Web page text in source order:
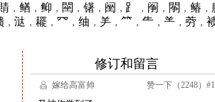
， 䲡 ， 䲟 ， 䦟 ， 䦃， 䦷 ， ⻊ ， 䦶 ， 䦛 ， 䲠 ，
， 㳠 ， 䎱 ， ⺳ ， 䌷 ， ⺶， ⺮ ， ⺧， ⺷， 䓖，